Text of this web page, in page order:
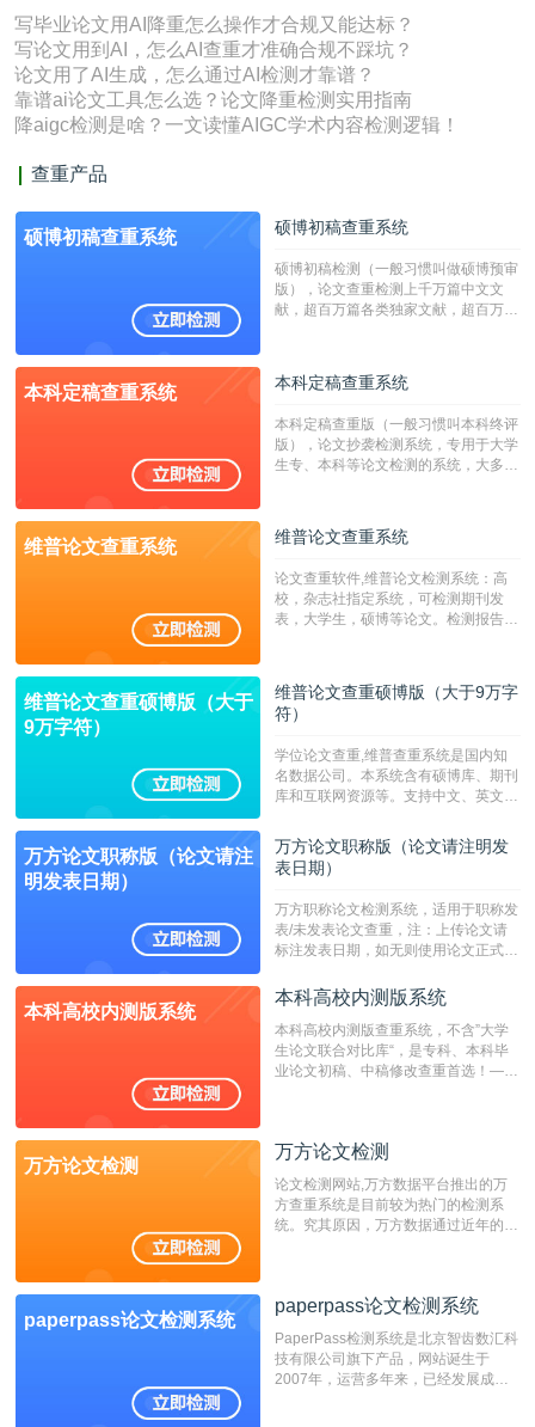
写毕业论文用AI降重怎么操作才合规又能达标？
写论文用到AI，怎么AI查重才准确合规不踩坑？
论文用了AI生成，怎么通过AI检测才靠谱？
靠谱ai论文工具怎么选？论文降重检测实用指南
降aigc检测是啥？一文读懂AIGC学术内容检测逻辑！
查重产品
硕博初稿查重系统 硕博初稿查重系统
硕博初稿检测（一般习惯叫做硕博预审
版），论文查重检测上千万篇中文文
献，超百万篇各类独家文献，超百万港
校用来检测硕博论文的系统，检测范围
广，数据来源真实，检测算法合理!本
字符数30万）
本科定稿查重系统 本科定稿查重系统
本科定稿查重版（一般习惯叫本科终评
版），论文抄袭检测系统，专用于大学
生专、本科等论文检测的系统，大多数
维普论文查重系统 维普论文查重系统
论文查重软件,维普论文检测系统：高
校，杂志社指定系统，可检测期刊发
表，大学生，硕博等论文。检测报告支
维普论文查重硕博版（大于
9万字符）
维普论文查重硕博版（大于9万字
符）
学位论文查重,维普查重系统是国内知
名数据公司。本系统含有硕博库、期刊
库和互联网资源等。支持中文、英文、
定院校！！！
万方论文职称版（论文请注
明发表日期）
万方论文职称版（论文请注明发
表日期）
万方职称论文检测系统，适用于职称发
表/未发表论文查重，注：上传论文请
标注发表日期，如无则使用论文正式发
成时间作为发表日期。
本科高校内测版系统
本科高校内测版系统
本科高校内测版查重系统，不含”大学
生论文联合对比库“，是专科、本科毕
业论文初稿、中稿修改查重首选！——
万方论文检测
万方论文检测
论文检测网站,万方数据平台推出的万
方查重系统是目前较为热门的检测系
统。究其原因，万方数据通过近年的发
非。其次，相对于知网而言，万方检测
重的推荐系统。
paperpass论文检测系统
paperpass论文检测系统
PaperPass检测系统是北京智齿数汇科
技有限公司旗下产品，网站诞生于
2007年，运营多年来，已经发展成为